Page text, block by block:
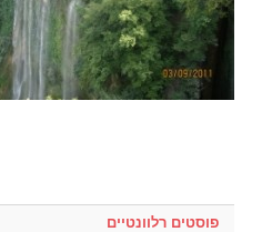
פוסטים רלוונטיים